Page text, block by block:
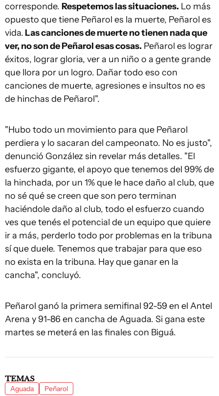
corresponde. Respetemos las situaciones. Lo más
opuesto que tiene Peñarol es la muerte, Peñarol es
vida. Las canciones de muerte no tienen nada que
ver, no son de Peñarol esas cosas. Peñarol es lograr
éxitos, lograr gloria, ver a un niño o a gente grande
que llora por un logro. Dañar todo eso con
canciones de muerte, agresiones e insultos no es
de hinchas de Peñarol".
"Hubo todo un movimiento para que Peñarol
perdiera y lo sacaran del campeonato. No es justo",
denunció González sin revelar más detalles. "El
esfuerzo gigante, el apoyo que tenemos del 99% de
la hinchada, por un 1% que le hace daño al club, que
no sé qué se creen que son pero terminan
haciéndole daño al club, todo el esfuerzo cuando
ves que tenés el potencial de un equipo que quiere
ir a más, perderlo todo por problemas en la tribuna
sí que duele. Tenemos que trabajar para que eso
no exista en la tribuna. Hay que ganar en la
cancha", concluyó.
Peñarol ganó la primera semifinal 92-59 en el Antel
Arena y 91-86 en cancha de Aguada. Si gana este
martes se meterá en las finales con Biguá.
TEMAS
Aguada Peñarol